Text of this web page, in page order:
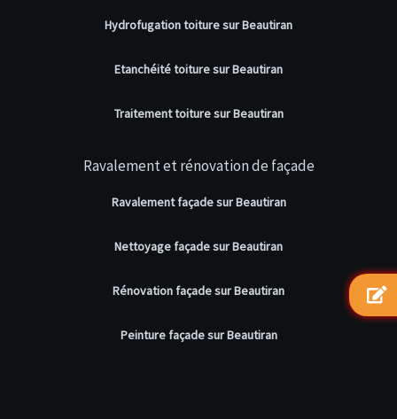
Hydrofugation toiture sur Beautiran
Etanchéité toiture sur Beautiran
Traitement toiture sur Beautiran
Ravalement et rénovation de façade
Ravalement façade sur Beautiran
Nettoyage façade sur Beautiran
Rénovation façade sur Beautiran
Peinture façade sur Beautiran